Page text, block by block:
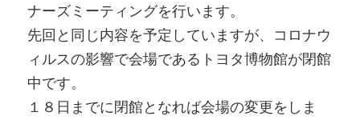
ナーズミーティングを行います。
先回と同じ内容を予定していますが、コロナウ
ィルスの影響で会場であるトヨタ博物館が閉館
中です。
１８日までに閉館となれば会場の変更をしま